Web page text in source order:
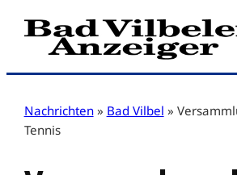
Zum
Inhalt
Nachrichten » Bad Vilbel »
Tennis